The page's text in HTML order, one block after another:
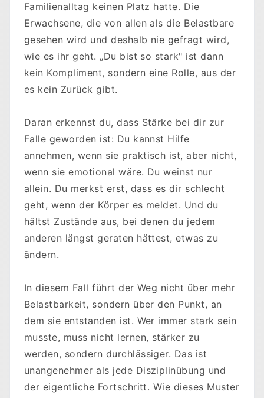
Familienalltag keinen Platz hatte. Die
Erwachsene, die von allen als die Belastbare
gesehen wird und deshalb nie gefragt wird,
wie es ihr geht. „Du bist so stark" ist dann
kein Kompliment, sondern eine Rolle, aus der
es kein Zurück gibt.
Daran erkennst du, dass Stärke bei dir zur
Falle geworden ist: Du kannst Hilfe
annehmen, wenn sie praktisch ist, aber nicht,
wenn sie emotional wäre. Du weinst nur
allein. Du merkst erst, dass es dir schlecht
geht, wenn der Körper es meldet. Und du
hältst Zustände aus, bei denen du jedem
anderen längst geraten hättest, etwas zu
ändern.
In diesem Fall führt der Weg nicht über mehr
Belastbarkeit, sondern über den Punkt, an
dem sie entstanden ist. Wer immer stark sein
musste, muss nicht lernen, stärker zu
werden, sondern durchlässiger. Das ist
unangenehmer als jede Disziplinübung und
der eigentliche Fortschritt. Wie dieses Muster